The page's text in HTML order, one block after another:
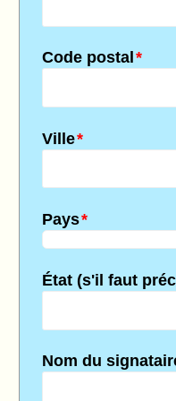
*
Code postal
*
Ville
*
Pays
État (s'il faut
Nom du